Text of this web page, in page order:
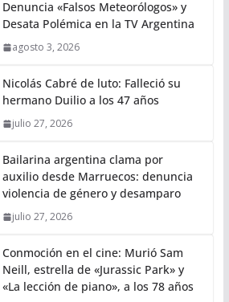
Denuncia «Falsos Meteorólogos» y
Desata Polémica en la TV Argentina
agosto 3, 2026
Nicolás Cabré de luto: Falleció su
hermano Duilio a los 47 años
julio 27, 2026
Bailarina argentina clama por
auxilio desde Marruecos: denuncia
violencia de género y desamparo
julio 27, 2026
Conmoción en el cine: Murió Sam
Neill, estrella de «Jurassic Park» y
«La lección de piano», a los 78 años